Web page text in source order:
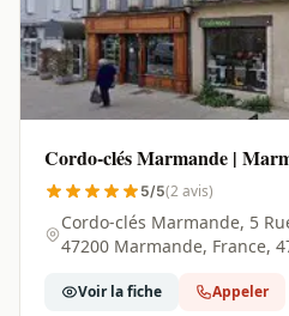
Cordo-clés Marmande |
5/5(2 avis)
Cordo-clés Marmande, 5
47200 Marmande, France,
Voir la fiche Appeler